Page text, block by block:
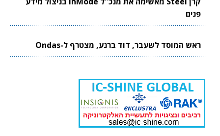
פנים
ראש המוסד לשעבר, דוד ברנע, מצטרף ל-Ondas